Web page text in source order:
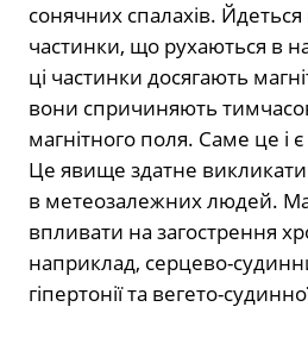
сонячних спалахів.
частинки, що рухаються в
ці частинки досягають
вони спричиняють
магнітного поля. Саме це і є
Це явище здатне викликати
в метеозалежних людей.
впливати на загострення
наприклад, серцево-
гіпертонії та вегето-